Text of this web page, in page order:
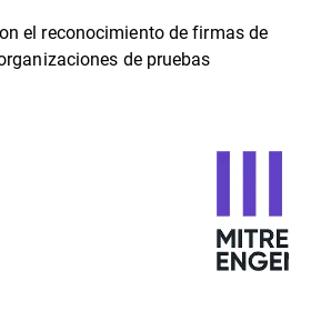
el reconocimiento de firmas de
de pruebas